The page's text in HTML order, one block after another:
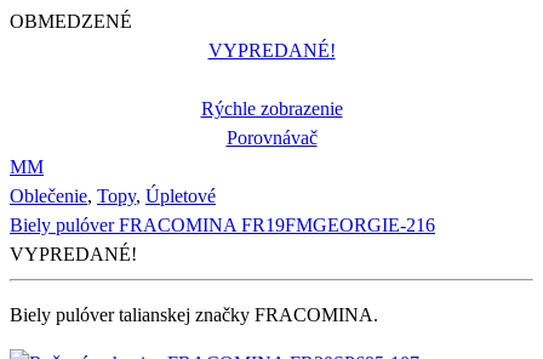
OBMEDZENÉ
VYPREDANÉ!
Rýchle zobrazenie
Porovnávač
MM
Oblečenie, Topy, Úpletové
Biely pulóver FRACOMINA FR19FMGEORGIE-216
VYPREDANÉ!
Biely pulóver talianskej značky FRACOMINA.